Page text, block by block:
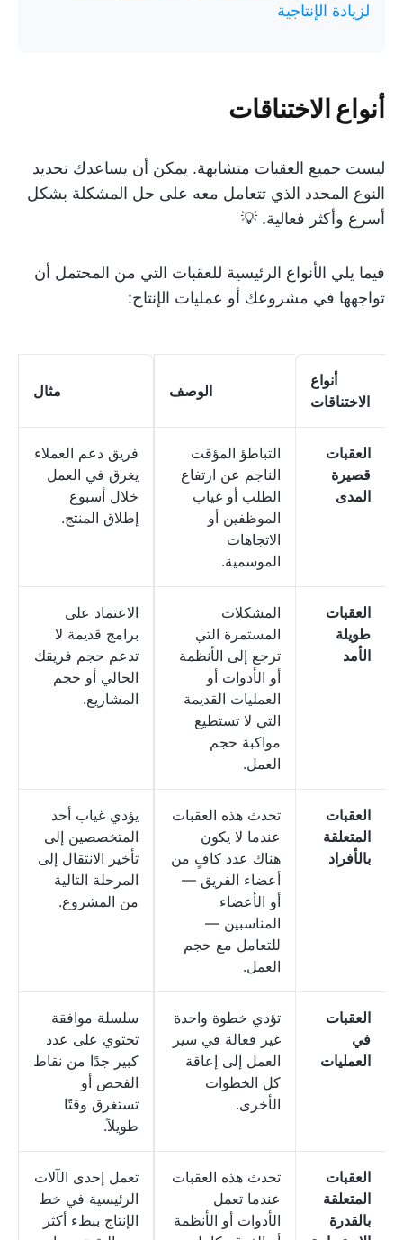
لزيادة الإنتاجية
أنواع الاختناقات
ليست جميع العقبات متشابهة. يمكن أن يساعدك تحديد
النوع المحدد الذي تتعامل معه على حل المشكلة بشكل
أسرع وأكثر فعالية. 💡
فيما يلي الأنواع الرئيسية للعقبات التي من المحتمل أن
تواجهها في مشروعك أو عمليات الإنتاج:
أنواع
الاختناقات
الوصف مثال
العقبات
قصيرة
المدى
التباطؤ المؤقت
الناجم عن ارتفاع
الطلب أو غياب
الموظفين أو
الاتجاهات
الموسمية.
فريق دعم العملاء
يغرق في العمل
خلال أسبوع
إطلاق المنتج.
العقبات
طويلة
الأمد
المشكلات
المستمرة التي
ترجع إلى الأنظمة
أو الأدوات أو
العمليات القديمة
التي لا تستطيع
مواكبة حجم
العمل.
الاعتماد على
برامج قديمة لا
تدعم حجم فريقك
الحالي أو حجم
المشاريع.
العقبات
المتعلقة
بالأفراد
تحدث هذه العقبات
عندما لا يكون
هناك عدد كافٍ من
أعضاء الفريق —
أو الأعضاء
المناسبين —
للتعامل مع حجم
العمل.
يؤدي غياب أحد
المتخصصين إلى
تأخير الانتقال إلى
المرحلة التالية
من المشروع.
العقبات
في
العمليات
تؤدي خطوة واحدة
غير فعالة في سير
العمل إلى إعاقة
كل الخطوات
الأخرى.
سلسلة موافقة
تحتوي على عدد
كبير جدًا من نقاط
الفحص أو
تستغرق وقتًا
طويلاً.
العقبات
المتعلقة
بالقدرة
تحدث هذه العقبات
عندما تعمل
الأدوات أو الأنظمة
تعمل إحدى الآلات
الرئيسية في خط
الإنتاج ببطء أكثر